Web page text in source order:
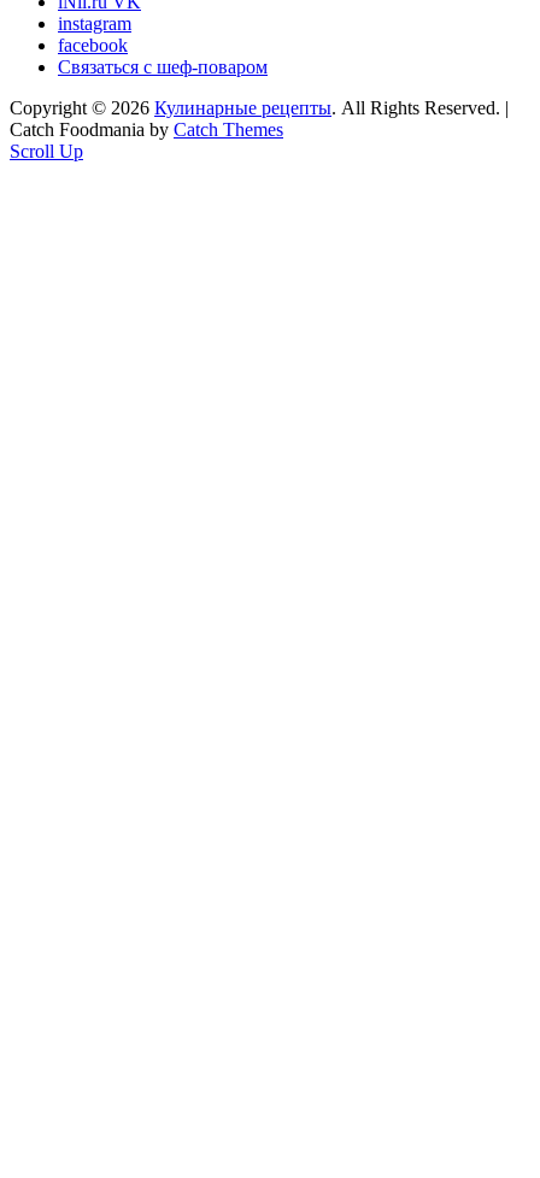
instagram
facebook
Связаться с шеф-поваром
Copyright © 2026 Кулинарные рецепты. All Rights Reserved. |
Catch Foodmania by Catch Themes
Scroll Up